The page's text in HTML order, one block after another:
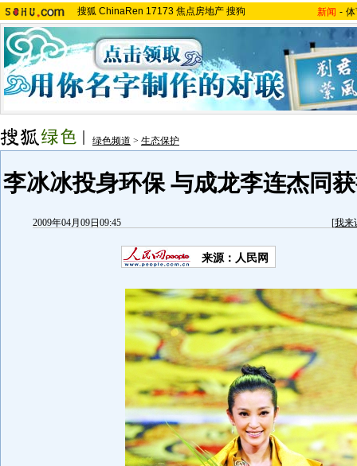
搜狐 ChinaRen 17173 焦点房地产 搜狗 新闻 -
绿色频道 > 生态保护
李冰冰投身环保 与成龙李连杰同
2009年04月09日09:45 [我来
来源：人民网